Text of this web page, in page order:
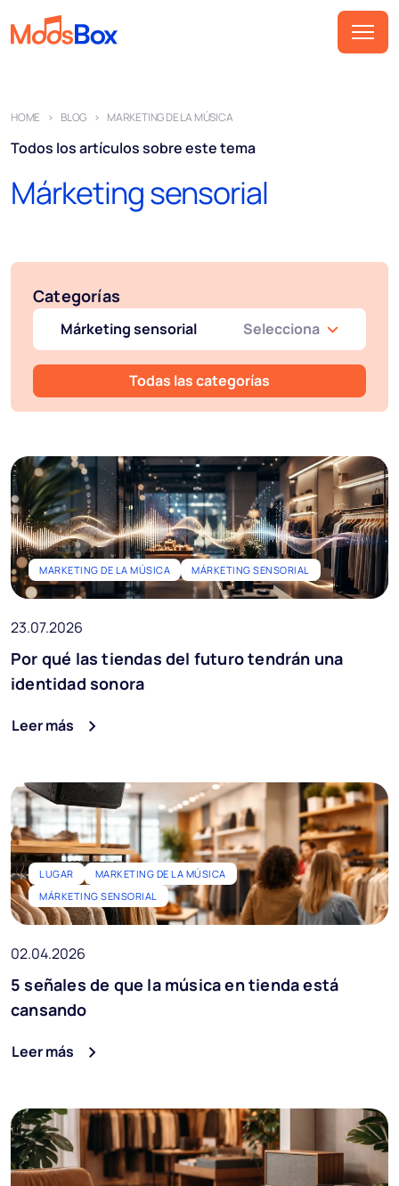
Playlist
Anuncios
Sectores
Sobre nosotros
Socios
Cómo funciona
Licencia
Blog
Podcast
Iniciar prueba gratuita
Ai Music
ES
HOME BLOG MARKETING DE LA MÚSICA
Todos los artículos sobre este tema
Márketing sensorial
Categorías
Márketing sensorial Selecciona
Todas las categorías
MARKETING DE LA MÚSICA MÁRKETING SENSORIAL
23.07.2026
Por qué las tiendas del futuro tendrán una
identidad sonora
Leer más
LUGAR
MARKETING DE LA MÚSICA
MÁRKETING SENSORIAL
02.04.2026
5 señales de que la música en tienda está
cansando
Leer más